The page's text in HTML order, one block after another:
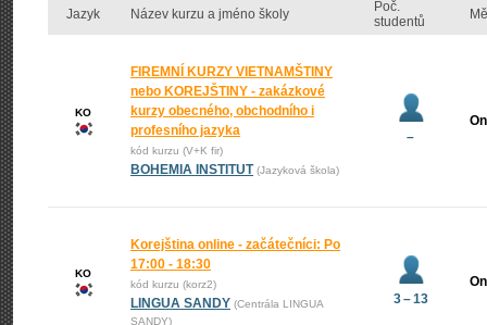
Jazyk Název kurzu a jméno školy
Poč.
studentů
KO
FIREMNÍ KURZY VIETNAMŠTINY
nebo KOREJŠTINY - zakázkové
kurzy obecného, obchodního i
profesního jazyka
kód kurzu (V+K fir)
BOHEMIA INSTITUT (Jazyková škola)
–
KO
Korejština online - začátečníci: Po
17:00 - 18:30
kód kurzu (korz2)
LINGUA SANDY (Centrála LINGUA
SANDY)
3 – 13